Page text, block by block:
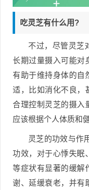
吃灵芝有什么用?
不过，尽管灵芝
长期过量摄入可能对
有助于维持身体的自
适，比如消化不良，
合理控制灵芝的摄入
应该根据个人体质和
灵芝的功效与作
功效，对于心悸失眠
等症状有显著的缓解
谢、延缓衰老，并有